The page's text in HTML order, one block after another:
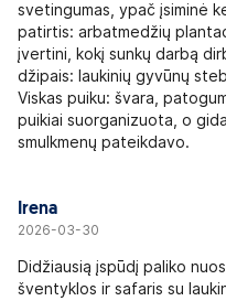
svetingumas, ypač įsiminė
patirtis: arbatmedžių
įvertini, kokį sunkų darbą
džipais: laukinių gyvūnų
Viskas puiku: švara,
puikiai suorganizuota, o
smulkmenų pateikdavo.
Irena
2026-03-30
Didžiausią įspūdį paliko
šventyklos ir safaris su